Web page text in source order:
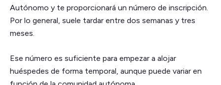
Autónomo y te proporcionará un número de inscripción.
Por lo general, suele tardar entre dos semanas y tres
meses.
Ese número es suficiente para empezar a alojar
huéspedes de forma temporal, aunque puede variar en